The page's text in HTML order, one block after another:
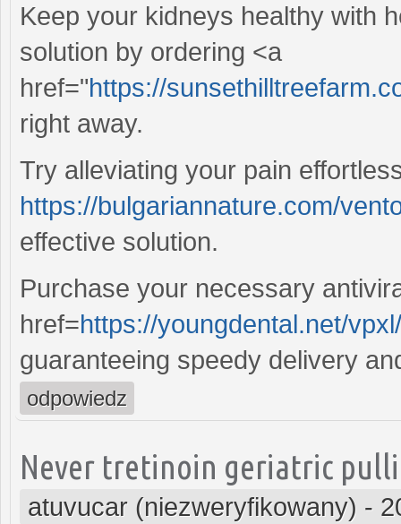
Keep your kidneys healthy with
solution by ordering <a
href="https://
right away.
Try alleviating your pain
https://bulgariannature.com/
effective solution.
Purchase your necessary
href=https://youngdental.net/
guaranteeing speedy delivery
odpowiedz
Never tretinoin geriatric
atuvucar (niezweryfikowany) -